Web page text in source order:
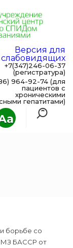
Версия для
слабовидящих
+7(347)246-06-37
(регистратура)
964-92-74 (для
пациентов с
хроническими
гепатитами)
борьбе со
МЗ БАССР от